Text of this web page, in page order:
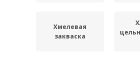
Хмелевая
закваска